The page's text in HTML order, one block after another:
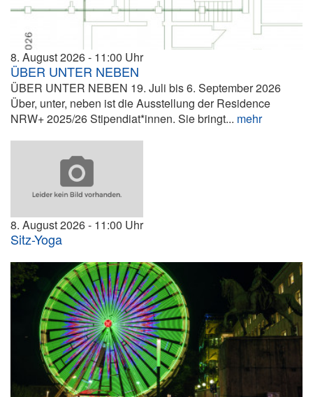
8. August 2026 11:00
ÜBER UNTER NEBEN
ÜBER UNTER NEBEN 19. Juli bis 6. September 2026
Über, unter, neben ist die Ausstellung der Residence
NRW+ 2025/26 Stipendiat*innen. Sie bringt... mehr
8. August 2026 11:00
Sitz-Yoga